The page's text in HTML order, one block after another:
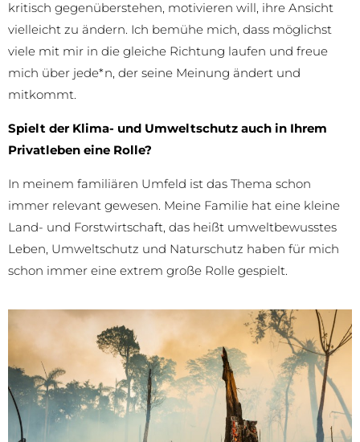
kritisch gegenüberstehen, motivieren will, ihre Ansicht
vielleicht zu ändern. Ich bemühe mich, dass möglichst
viele mit mir in die gleiche Richtung laufen und freue
mich über jede*n, der seine Meinung ändert und
mitkommt.
Spielt der Klima- und Umweltschutz auch in Ihrem
Privatleben eine Rolle?
In meinem familiären Umfeld ist das Thema schon
immer relevant gewesen. Meine Familie hat eine kleine
Land- und Forstwirtschaft, das heißt umweltbewusstes
Leben, Umweltschutz und Naturschutz haben für mich
schon immer eine extrem große Rolle gespielt.